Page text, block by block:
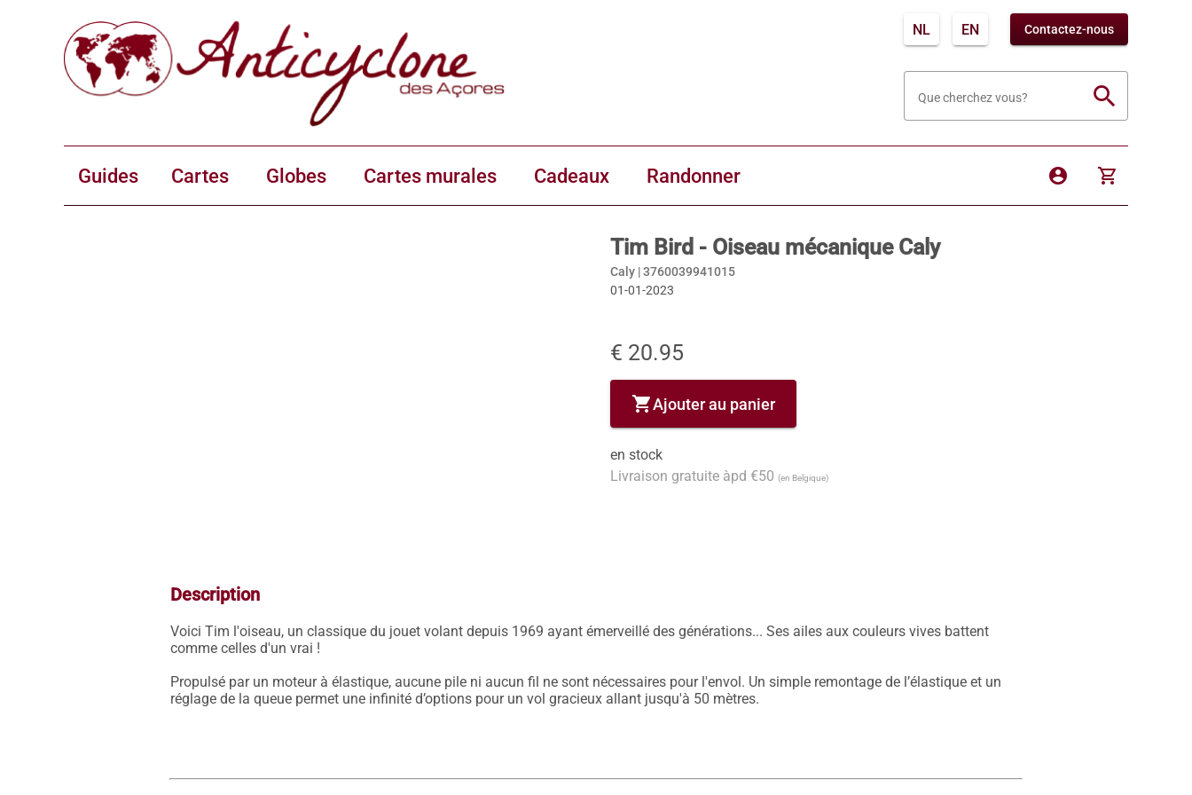
NL EN Contactez-nous
Que cherchez vous? search
Guides Cartes Globes Cartes murales Cadeaux Randonner account_circle shopping_cart
Tim Bird - Oiseau mécanique Caly
Caly |3760039941015
01-01-2023
€ 20.95
shopping_cartAjouter au panier
en stock
Livraison gratuite àpd €50 (en Belgique)
Description
Voici Tim l'oiseau, un classique du jouet volant depuis 1969 ayant émerveillé des générations... Ses ailes aux couleurs vives battent
comme celles d'un vrai !
Propulsé par un moteur à élastique, aucune pile ni aucun fil ne sont nécessaires pour l'envol. Un simple remontage de l’élastique et un
réglage de la queue permet une infinité d’options pour un vol gracieux allant jusqu'à 50 mètres.